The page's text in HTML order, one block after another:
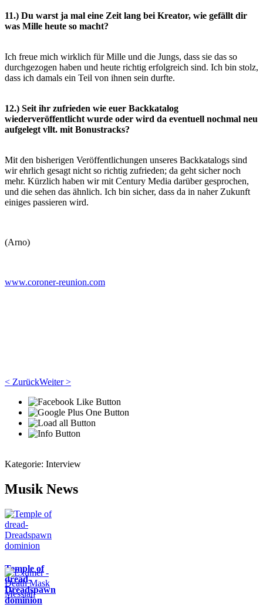
11.) Du warst ja mal eine Zeit lang bei Kreator, wie gefällt dir
was Mille heute so macht?
Ich freue mich wirklich für Mille und die Jungs, dass sie das so
durchgezogen haben und heute richtig erfolgreich sind. Ich bin stolz,
dass ich damals ein Teil von ihnen sein durfte.
12.) Seit ihr zufrieden wie euer Backkatalog
wiederveröffentlicht wurde oder wird da eventuell nochmal neu
aufgelegt vllt. mit Bonustracks?
Mit den bisherigen Veröffentlichungen unseres Backkatalogs sind
wir ehrlich gesagt nicht so richtig zufrieden; da geht sichernoch
mehr. Kürzlich haben wir mit Century Media darüber gesprochen,
und die sehen das ähnlich. Ich bin sicher, dass da in naher Zukunft
einiges passieren wird.
(Arno)
www.coroner-reunion.com
< ZurückWeiter >
Kategorie: Interview
Musik News
Temple of
dread-
Dreadspawn
dominion